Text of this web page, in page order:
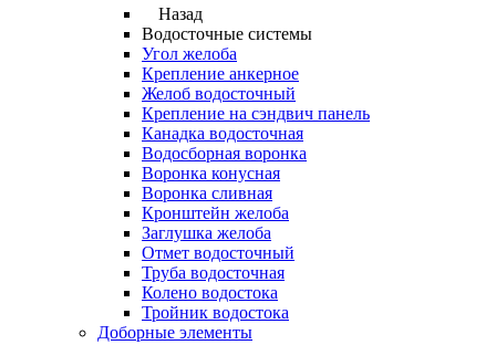
Назад
Водосточные системы
Угол желоба
Крепление анкерное
Желоб водосточный
Крепление на сэндвич панель
Канадка водосточная
Водосборная воронка
Воронка конусная
Воронка сливная
Кронштейн желоба
Заглушка желоба
Отмет водосточный
Труба водосточная
Колено водостока
Тройник водостока
Доборные элементы